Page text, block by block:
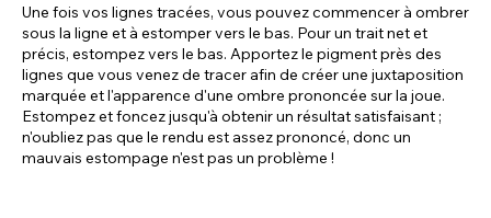
Une fois vos lignes tracées, vous pouvez commencer à ombrer
sous la ligne et à estomper vers le bas. Pour un trait net et
précis, estompez vers le bas. Apportez le pigment près des
lignes que vous venez de tracer afin de créer une juxtaposition
marquée et l'apparence d'une ombre prononcée sur la joue.
Estompez et foncez jusqu'à obtenir un résultat satisfaisant ;
n'oubliez pas que le rendu est assez prononcé, donc un
mauvais estompage n'est pas un problème !